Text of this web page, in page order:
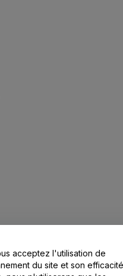
contacter
acceptez l'utilisation de
du site et son efficacité